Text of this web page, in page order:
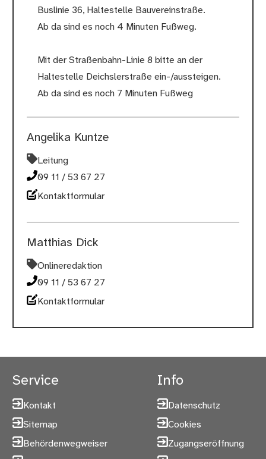
Buslinie 36, Haltestelle Bauvereinstraße.
Ab da sind es noch 4 Minuten Fußweg.
Mit der Straßenbahn-Linie 8 bitte an der
Haltestelle Deichslerstraße ein-/aussteigen.
Ab da sind es noch 7 Minuten Fußweg
Angelika Kuntze
Leitung
09 11 / 53 67 27
Kontaktformular
Matthias Dick
Onlineredaktion
09 11 / 53 67 27
Kontaktformular
Service
Kontakt
Sitemap
Behördenwegweiser
Info
Datenschutz
Cookies
Zugangseröffnung